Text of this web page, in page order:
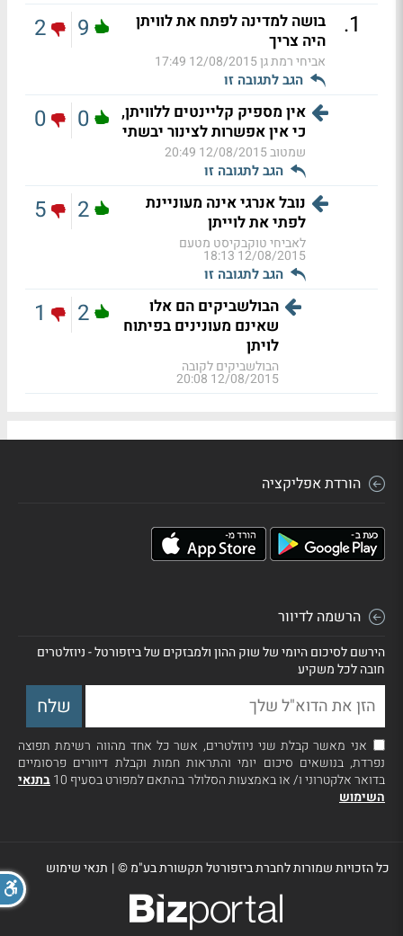
1
.
בושה למדינה לפתח את לוויתן
היה צריך
אביחי רמת גן12/08/2015 17:49
הגב לתגובה זו
9
2
אין מספיק קליינטים ללוויתן,
כי אין אפשרות לצינור יבשתי
שמטוב12/08/2015 20:49
הגב לתגובה זו
0
0
נובל אנרגי אינה מעוניינת
לפתי את לוייתן
לאביחי טוקבקיסט מטעם
12/08/2015 18:13
הגב לתגובה זו
2
5
הבולשביקים הם אלו
שאינם מעונינים בפיתוח
לויתן
הבולשביקים לקובה
12/08/2015 20:08
2
1
הורדת אפליקציה
הרשמה לדיוור
הירשם לסיכום היומי של שוק ההון ולמבזקים של ביזפורטל - ניוזלטרים
חובה לכל משקיע
אני מאשר קבלת שני ניוזלטרים, אשר כל אחד מהווה רשימת תפוצה
נפרדת, בנושאים סיכום יומי והתראות חמות וקבלת דיוורים פרסומיים
בדואר אלקטרוני ו/ או באמצעות הסלולר בהתאם למפורט בסעיף 10
בתנאי
השימוש
כל הזכויות שמורות לחברת ביזפורטל תקשורת בע"מ ©| תנאי שימוש